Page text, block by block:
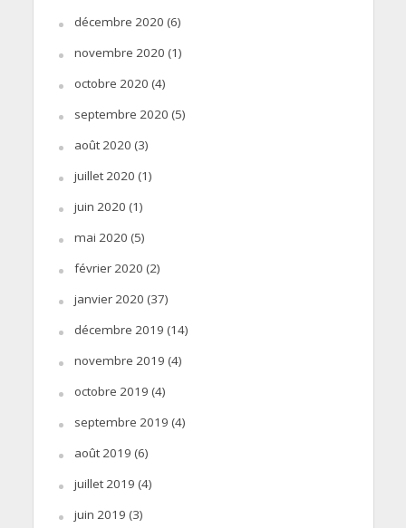
décembre 2020 (6)
novembre 2020 (1)
octobre 2020 (4)
septembre 2020 (5)
août 2020 (3)
juillet 2020 (1)
juin 2020 (1)
mai 2020 (5)
février 2020 (2)
janvier 2020 (37)
décembre 2019 (14)
novembre 2019 (4)
octobre 2019 (4)
septembre 2019 (4)
août 2019 (6)
juillet 2019 (4)
juin 2019 (3)